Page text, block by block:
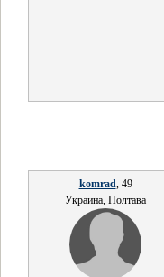
komrad, 49
Украина, Полтава